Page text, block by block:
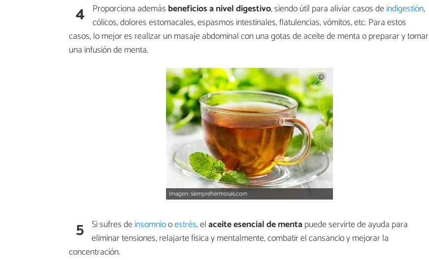
4 Proporciona además beneficios a nivel digestivo, siendo útil para aliviar casos deindigestión,
cólicos, dolores estomacales, espasmos intestinales, flatulencias, vómitos, etc. Para estos
casos, lo mejor es realizar un masaje abdominal con una gotas de aceite de menta o preparar y tomar
una infusión de menta.
Imagen: siemprehermosas.com
5 Si sufres deinsomniooestrés, elaceite esencial de mentapuede servirte de ayuda para
eliminar tensiones, relajarte física y mentalmente, combatir el cansancio y mejorar la
concentración.